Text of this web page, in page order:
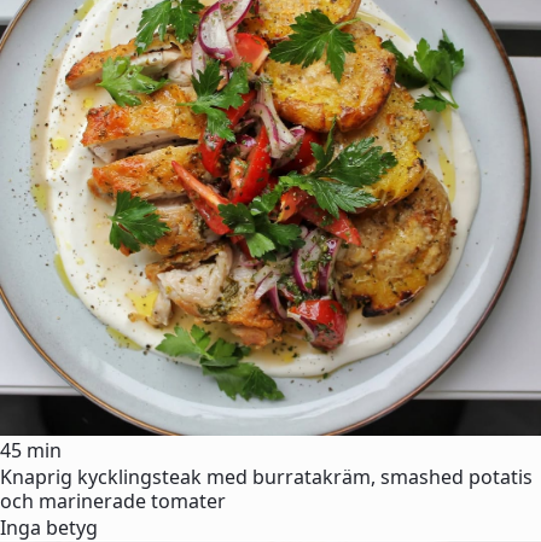
45 min
Knaprig kycklingsteak med burratakräm, smashed potatis
och marinerade tomater
Inga betyg